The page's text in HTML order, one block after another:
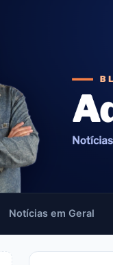
Notícias em Geral